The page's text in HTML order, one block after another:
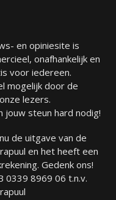
en opiniesite is
onafhankelijk en
voor iedereen.
mogelijk door de
lezers.
jouw steun hard nodig!
de uitgave van de
en het heeft een
Gedenk ons!
0339 8969 06 t.n.v.